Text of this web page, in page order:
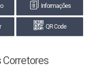
Informações
QR Code
Corretores